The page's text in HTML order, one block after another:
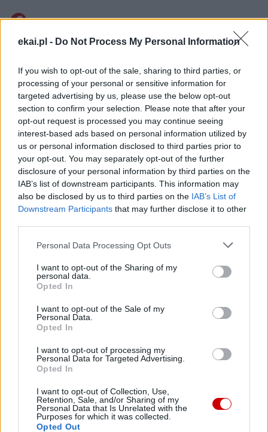
ekai.pl - Do Not Process My Personal Information
If you wish to opt-out of the sale, sharing to third parties, or
processing of your personal or sensitive information for
targeted advertising by us, please use the below opt-out
section to confirm your selection. Please note that after your
opt-out request is processed you may continue seeing
interest-based ads based on personal information utilized by
us or personal information disclosed to third parties prior to
your opt-out. You may separately opt-out of the further
disclosure of your personal information by third parties on the
IAB’s list of downstream participants. This information may
also be disclosed by us to third parties on the IAB’s List of
Downstream Participants that may further disclose it to other
Personal Data Processing Opt Outs
I want to opt-out of the Sharing of my
personal data.
Opted In
I want to opt-out of the Sale of my
Personal Data.
Opted In
I want to opt-out of processing my
Personal Data for Targeted Advertising.
Opted In
I want to opt-out of Collection, Use,
Retention, Sale, and/or Sharing of my
Personal Data that Is Unrelated with the
Purposes for which it was collected.
Opted Out
Facebook
Twitter
Copy
Link
Wersja do druku
Najnowsze
07 sierpnia 2026 | 18:10
Od 10 sierpnia zapisy na liturgie pod przewodnictwem papieża
Diecezja radomska: kolejne grupy pątników wyruszają na Jasną
Leon XIV spotka się we Francji z ofiarami wykorzystywania w
Kościele
Popularne